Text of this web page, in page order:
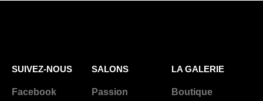
SUIVEZ-NOUS
Facebook
SALONS
Passion
LA GALERIE
Boutique